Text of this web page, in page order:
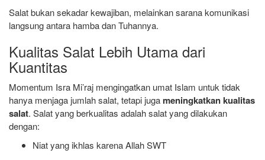
Salat bukan sekadar kewajiban, melainkan sarana komunikasi
langsung antara hamba dan Tuhannya.
Kualitas Salat Lebih Utama dari
Kuantitas
Momentum Isra Mi’raj mengingatkan umat Islam untuk tidak
hanya menjaga jumlah salat, tetapi juga meningkatkan kualitas
salat. Salat yang berkualitas adalah salat yang dilakukan
dengan:
Niat yang ikhlas karena Allah SWT